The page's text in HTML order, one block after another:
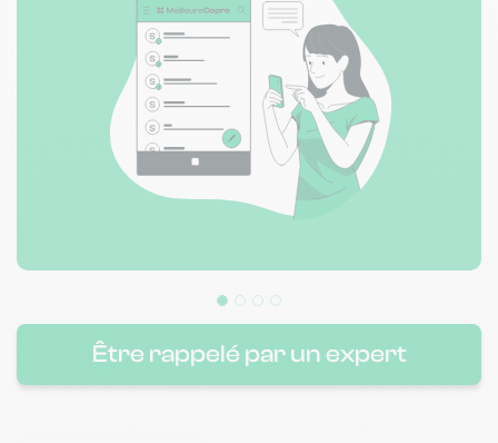
Être rappelé par un expert